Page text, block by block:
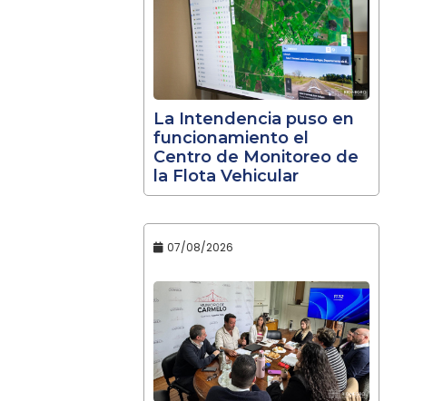
La Intendencia puso en
funcionamiento el
Centro de Monitoreo de
la Flota Vehicular
07/08/2026